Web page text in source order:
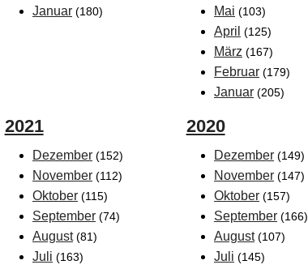
Januar (180) Mai (103)
April (125)
März (167)
Februar (179)
Januar (205)
2021
Dezember (152)
November (112)
Oktober (115)
September (74)
August (81)
Juli (163)
2020
Dezember (149)
November (147)
Oktober (157)
September (166)
August (107)
Juli (145)